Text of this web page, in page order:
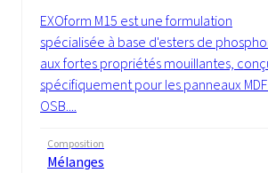
EXOform M15 est une formulation
spécialisée à base d'esters de
aux fortes propriétés mouillantes,
spécifiquement pour les panneaux
OSB....
Composition
Mélanges